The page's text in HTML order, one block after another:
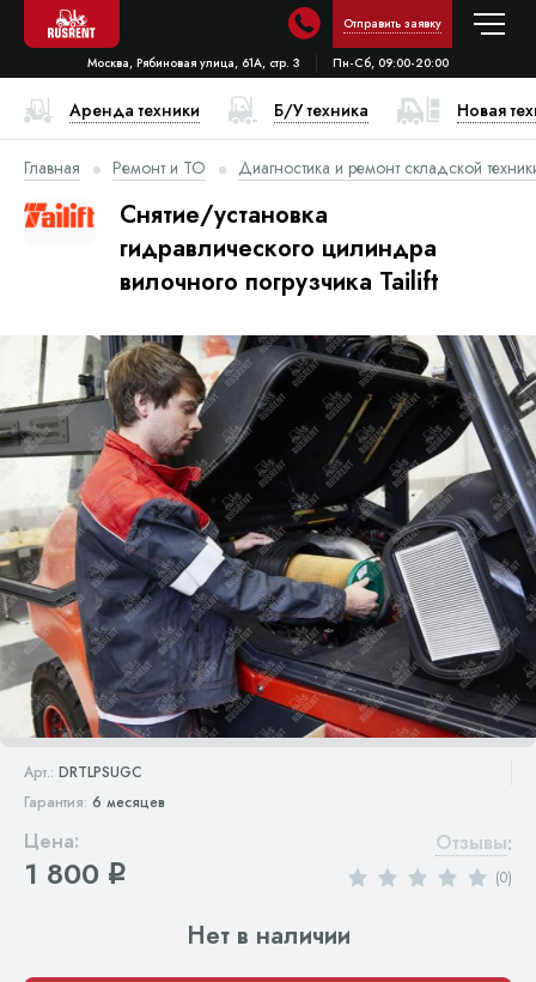
Отправить заявку
Москва, Рябиновая улица, 61А, стр. 3 Пн-Сб, 09:00-20:00
Аренда техники Б/У техника Новая
Главная Ремонт и ТО Диагностика и ремонт складской
Снятие/установка
гидравлического цилиндра
вилочного погрузчика Tailift
Арт.: DRTLPSUGC
Гарантия: 6 месяцев
Цена:
1 800 q
Отзывы:
(0)
Нет в наличии